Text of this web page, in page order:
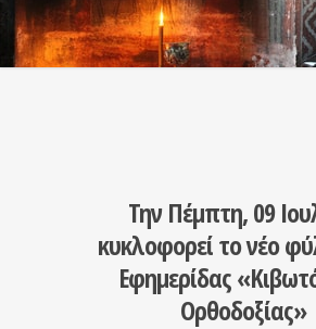
Την Πέμπτη, 09
κυκλοφορεί το νέο
Εφημερίδας
Ορθοδοξίας»